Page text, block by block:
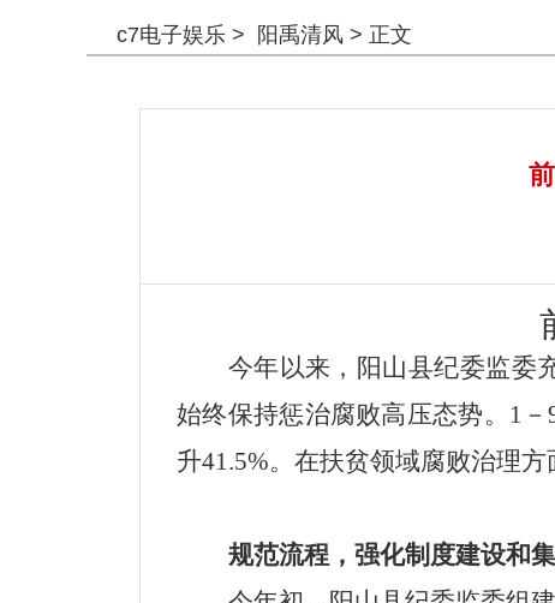
c7电子娱乐 > 阳禹清风 > 正文
今年以来，阳山县纪委监委
始终保持惩治腐败高压态势。1
升41.5%。在扶贫领域腐败治理
规范流程，强化制度建设和